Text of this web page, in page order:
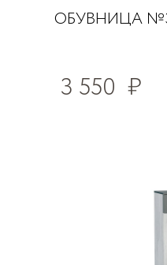
ОБУВНИЦА
3 550 ₽